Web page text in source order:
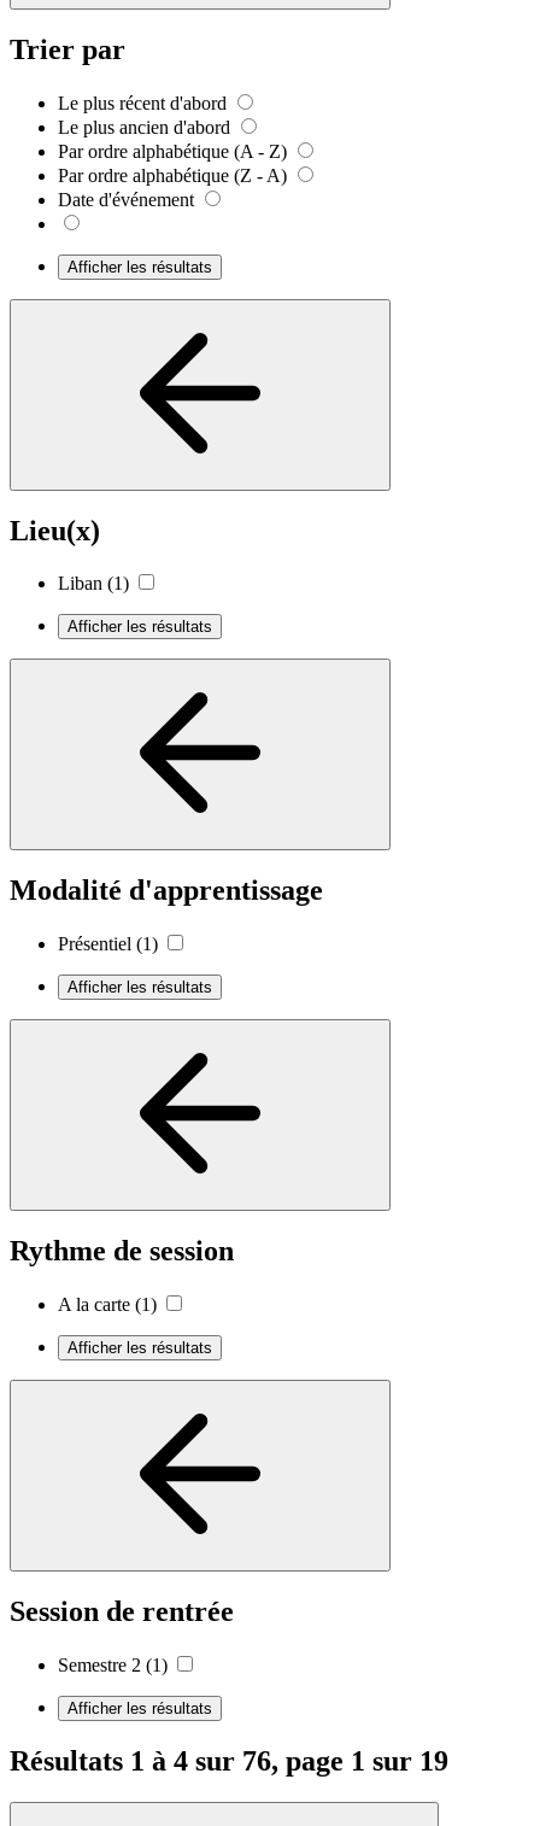
Trier par
Le plus récent d'abord
Le plus ancien d'abord
Par ordre alphabétique (A - Z)
Par ordre alphabétique (Z - A)
Date d'événement
Afficher les résultats
Lieu(x)
Liban (1)
Afficher les résultats
Modalité d'apprentissage
Présentiel (1)
Afficher les résultats
Rythme de session
A la carte (1)
Afficher les résultats
Session de rentrée
Semestre 2 (1)
Afficher les résultats
Résultats 1 à 4 sur 76, page 1 sur 19